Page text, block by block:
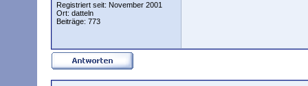
Registriert seit: November 2001
Ort: datteln
Beiträge: 773